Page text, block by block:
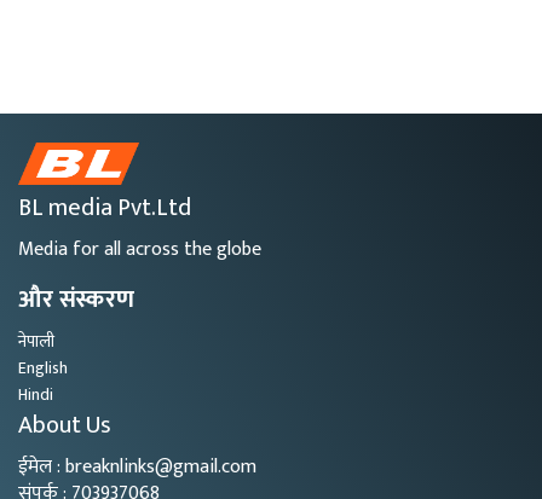
BL media Pvt.Ltd
Media for all across the globe
और संस्करण
नेपाली
English
Hindi
About Us
ईमेल : breaknlinks@gmail.com